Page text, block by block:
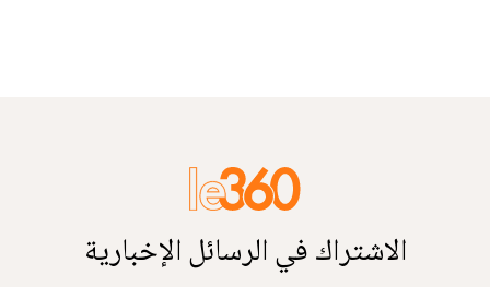
الاشتراك في الرسائل الإخبارية